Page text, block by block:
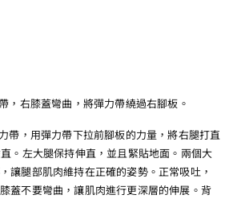
，右膝蓋彎曲，將彈力帶繞過右腳板。
帶，用彈力帶下拉前腳板的力量，將右腿打直
。左大腿保持伸直，並且緊貼地面。兩個大
讓腿部肌肉維持在正確的姿勢。正常吸吐，
蓋不要彎曲，讓肌肉進行更深層的伸展。背